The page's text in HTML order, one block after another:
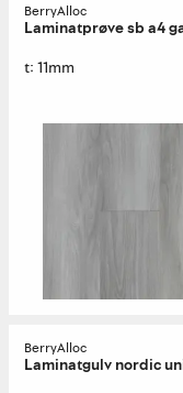
BerryAlloc
Laminatprøve sb a4
t: 11mm
BerryAlloc
Laminatgulv nordic